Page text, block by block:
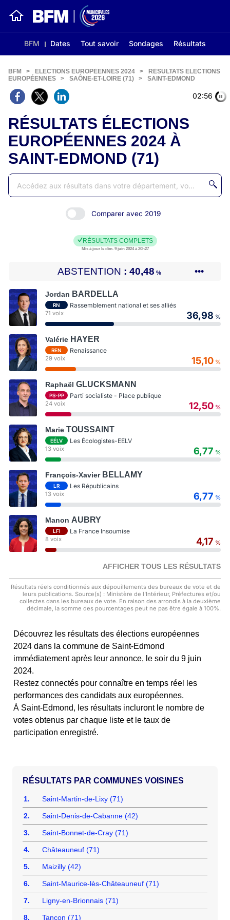
BFM Dates Tout savoir Sondages Résultats
02:56
BFM > ELECTIONS EUROPÉENNES 2024 >
RÉSULTATS ELECTIONS
EUROPÉENNES
> SAÔNE-ET-LOIRE (71) > SAINT-EDMOND
RÉSULTATS ÉLECTIONS
EUROPÉENNES 2024 À
SAINT-EDMOND (71)
Comparer avec 2019
RÉSULTATS COMPLETS
Mis à jour le dim. 9 juin 2024 à 20h27
ABSTENTION 40,48 % •••
Jordan BARDELLA
RN Rassemblement national et ses alliés
71 voix 36,98 %
Valérie HAYER
REN Renaissance
29 voix 15,10 %
Raphaël GLUCKSMANN
PS-PP Parti socialiste - Place publique
24 voix 12,50 %
Marie TOUSSAINT
EÉLV Les Écologistes-EELV
13 voix 6,77 %
François-Xavier BELLAMY
LR Les Républicains
13 voix 6,77 %
Manon AUBRY
LFI La France Insoumise
8 voix 4,17 %
AFFICHER TOUS LES RÉSULTATS
Résultats réels conditionnés aux dépouillements des bureaux de vote et de
leurs publications. Source(s) : Ministère de l'Intérieur, Préfectures et/ou
collectes dans les bureaux de vote. En raison des arrondis à la deuxième
décimale, la somme des pourcentages peut ne pas être égale à 100%.
Découvrez les résultats des élections européennes
2024 dans la commune de Saint-Edmond
immédiatement après leur annonce, le soir du 9 juin
2024.
Restez connectés pour connaître en temps réel les
performances des candidats aux européennes.
À Saint-Edmond, les résultats incluront le nombre de
votes obtenus par chaque liste et le taux de
participation enregistré.
COMMUNES VOISINES
1. Saint-Martin-de-Lixy (71)
2. Saint-Denis-de-Cabanne (42)
3. Saint-Bonnet-de-Cray (71)
4. Châteauneuf (71)
5. Maizilly (42)
6. Saint-Maurice-lès-Châteauneuf (71)
7. Ligny-en-Brionnais (71)
8. Tancon (71)